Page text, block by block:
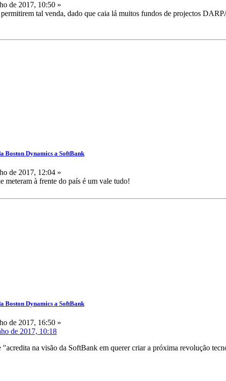
de 2017, 10:50 »
permitirem tal venda, dado que caia lá muitos fundos de projectos
Boston Dynamics a SoftBank
de 2017, 12:04 »
meteram à frente do país é um vale tudo!
Boston Dynamics a SoftBank
de 2017, 16:50 »
de 2017, 10:18
na visão da SoftBank em querer criar a próxima revolução